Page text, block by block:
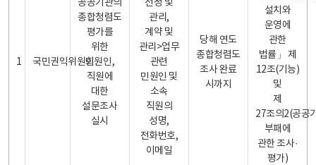
1 국민권익위원회
공공기관의
종합청렴도
평가를
위한
민원인,
직원에
대한
설문조사
실시
선정 및
관리,
계약 및
관리>업무
관련
민원인 및
소속
직원의
성명,
전화번호,
이메일
당해 연도
종합청렴도
조사 완료
시까지
설치와
운영에
관한
법률」 제
12조(기능)
및
제
27조의2(공공
부패에
관한 조사·
평가)